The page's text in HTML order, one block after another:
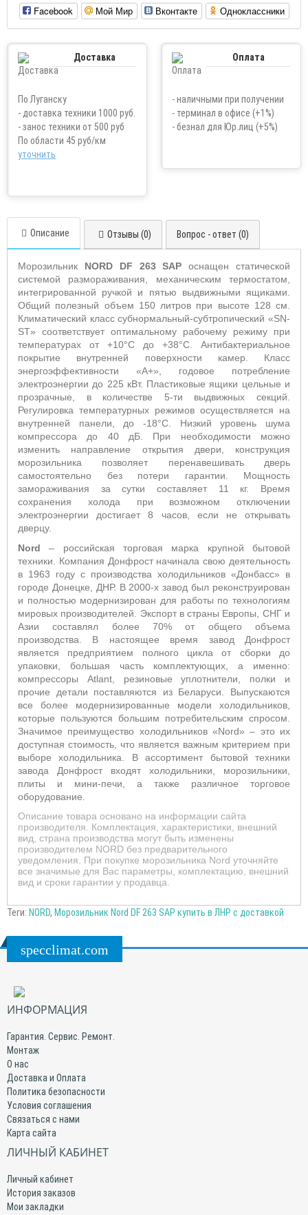
Facebook Мой Мир Вконтакте Одноклассники
Доставка
По Луганску
- доставка техники 1000 руб.
- занос техники от 500 руб
По области 45 руб/км
уточнить
Оплата
- наличными при получении
- терминал в офисе (+1%)
- безнал для Юр.лиц (+5%)
Описание Отзывы (0) Вопрос - ответ (0)
Морозильник NORD DF 263 SAP
оснащен статической
системой размораживания, механическим термостатом,
интегрированной ручкой и пятью выдвижными ящиками.
Общий полезный объем 150 литров при высоте 128 см.
Климатический класс субнормальный-субтропический «SN-
ST» соответствует оптимальному рабочему режиму при
температурах от +10°С до +38°С. Антибактериальное
покрытие внутренней поверхности камер. Класс
энергоэффективности «А+», годовое потребление
электроэнергии до 225 кВт. Пластиковые ящики цельные и
прозрачные, в количестве 5-ти выдвижных секций.
Регулировка температурных режимов осуществляется на
внутренней панели, до -18°С. Низкий уровень шума
компрессора до 40 дБ. При необходимости можно
изменить направление открытия двери, конструкция
морозильника позволяет перенавешивать дверь
самостоятельно без потери гарантии. Мощность
замораживания за сутки составляет 11 кг. Время
сохранения холода при возможном отключении
электроэнергии достигает 8 часов, если не открывать
дверцу.
Nord – российская торговая марка крупной бытовой
техники. Компания Донфрост начинала свою деятельность
в 1963 году с производства холодильников «Донбасс» в
городе Донецке, ДНР. В 2000-х завод был реконструирован
и полностью модернизирован для работы по технологиям
мировых производителей. Экспорт в страны Европы, СНГ и
Азии составлял более 70% от общего объема
производства. В настоящее время завод Донфрост
является предприятием полного цикла от сборки до
упаковки, большая часть комплектующих, а именно:
компрессоры Atlant, резиновые уплотнители, полки и
прочие детали поставляются из Беларуси. Выпускаются
все более модернизированные модели холодильников,
которые пользуются большим потребительским спросом.
Значимое преимущество холодильников «Nord» – это их
доступная стоимость, что является важным критерием при
выборе холодильника. В ассортимент бытовой техники
завода Донфрост входят холодильники, морозильники,
плиты и мини-печи, а также различное торговое
оборудование.
Описание товара основано на информации сайта
производителя. Комплектация, характеристики, внешний
вид, страна производства могут быть изменены
производителем NORD без предварительного
уведомления. При покупке морозильника Nord уточняйте
все значимые для Вас параметры, комплектацию, внешний
вид и сроки гарантии у продавца.
Теги: NORD, Морозильник Nord DF 263 SAP купить в ЛНР с доставкой
specclimat.com
ИНФОРМАЦИЯ
Гарантия. Сервис. Ремонт.
Монтаж
О нас
Доставка и Оплата
Политика безопасности
Условия соглашения
Связаться с нами
Карта сайта
ЛИЧНЫЙ КАБИНЕТ
Личный кабинет
История заказов
Мои закладки